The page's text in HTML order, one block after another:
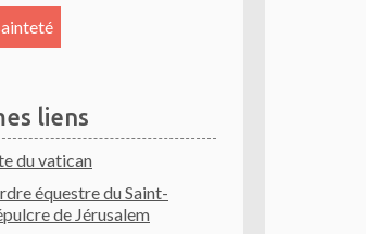
liens
du vatican
équestre du Saint-
de Jérusalem